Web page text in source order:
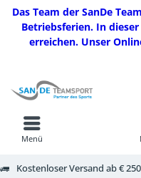
Das Team der SanDe
Betriebsferien. In
erreichen. Unser
Kostenloser Versand ab €
Menü